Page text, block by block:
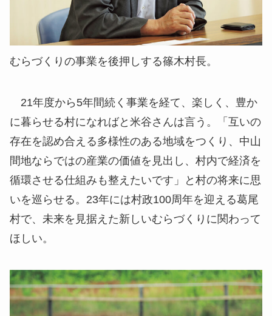
むらづくりの事業を後押しする篠木村長。
21年度から5年間続く事業を経て、楽しく、豊か
に暮らせる村になればと米谷さんは言う。「互いの
存在を認め合える多様性のある地域をつくり、中山
間地ならではの産業の価値を見出し、村内で経済を
循環させる仕組みも整えたいです」と村の将来に思
いを巡らせる。23年には村政100周年を迎える葛尾
村で、未来を見据えた新しいむらづくりに関わって
ほしい。